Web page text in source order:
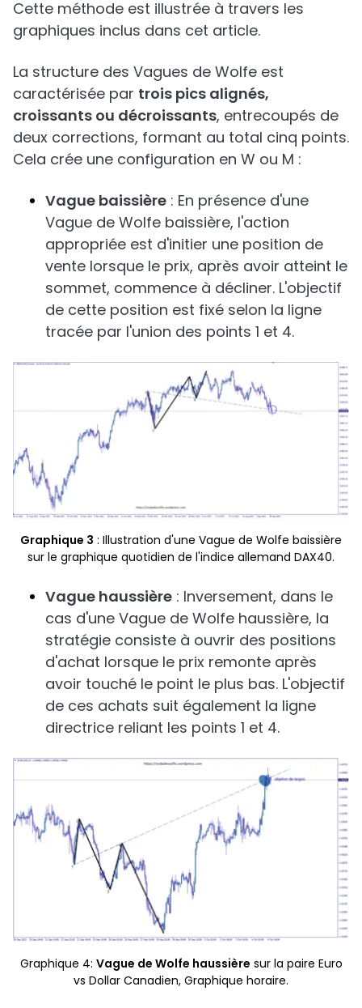
Cette méthode est illustrée à travers les
graphiques inclus dans cet article.
La structure des Vagues de Wolfe est
caractérisée par trois pics alignés,
croissants ou décroissants, entrecoupés de
deux corrections, formant au total cinq points.
Cela crée une configuration en W ou M :
Vague baissière : En présence d'une
Vague de Wolfe baissière, l'action
appropriée est d'initier une position de
vente lorsque le prix, après avoir atteint le
sommet, commence à décliner. L'objectif
de cette position est fixé selon la ligne
tracée par l'union des points 1 et 4.
Graphique 3 : Illustration d'une Vague de Wolfe baissière
sur le graphique quotidien de l'indice allemand DAX40.
Vague haussière : Inversement, dans le
cas d'une Vague de Wolfe haussière, la
stratégie consiste à ouvrir des positions
d'achat lorsque le prix remonte après
avoir touché le point le plus bas. L'objectif
de ces achats suit également la ligne
directrice reliant les points 1 et 4.
Graphique 4: Vague de Wolfe haussière sur la paire Euro
vs Dollar Canadien, Graphique horaire.